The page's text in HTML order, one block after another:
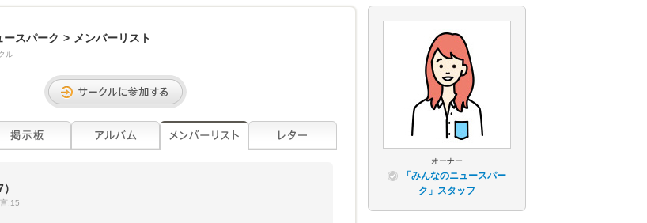
スパーク > メンバーリスト
ル
:15
オーナー
「みんなのニュースパー
ク」スタッフ